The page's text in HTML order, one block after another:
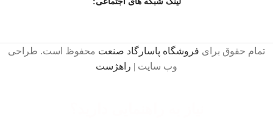
تمام حقوق برای فروشگاه پاسارگاد صنعت محفوظ است. طراحی
وب سایت | راهژست